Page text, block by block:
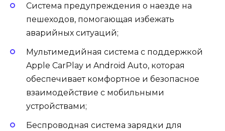
Система предупреждения о наезде на
пешеходов, помогающая избежать
аварийных ситуаций;
Мультимедийная система с поддержкой
Apple CarPlay и Android Auto, которая
обеспечивает комфортное и безопасное
взаимодействие с мобильными
устройствами;
Беспроводная система зарядки для